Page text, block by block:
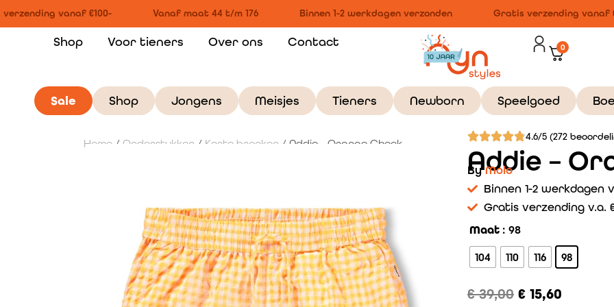
vanaf €100- Vanaf maat 44 t/m 176 Binnen 1-2 werkdagen verzonden Gratis verzending vanaf
Shop Voor tieners Over ons Contact 0
Sale Shop Jongens Meisjes Tieners Newborn Speelgoed
Home / Onderstukken / Korte broeken / Addie – Orange Check
4.6/5 (272
Addie –
ByMolo
Binnen 1-2 werkdagen
Gratis verzending v.a.
Maat : 98
104 110 116 98
€39,00 € 15,60